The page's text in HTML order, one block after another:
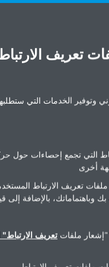
Africa FZE
Egypt,
تعريف
وتوفير الخدمات التي
التي تجمع إحصاءات حول
أخرى
ملفات تعريف الارتباط
وباهتماماتك، بالإضافة إلى
"إشعار ملفات تعريف الارتباط"